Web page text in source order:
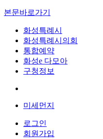
본문바로가기
화성특례시
화성특례시의회
통합예약
화성e 다모아
구청정보
미세먼지
로그인
회원가입